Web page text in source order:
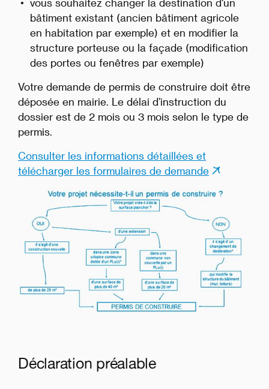
bâtiment existant (ancien bâtiment agricole
en habitation par exemple) et en modifier la
structure porteuse ou la façade (modification
des portes ou fenêtres par exemple)
Votre demande de permis de construire doit être
déposée en mairie. Le délai d’instruction du
dossier est de 2 mois ou 3 mois selon le type de
permis.
Consulter les informations détaillées et
télécharger les formulaires de demande
Déclaration préalable